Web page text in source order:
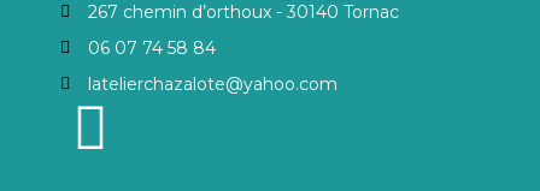
267 chemin d’orthoux - 30140 Tornac
06 07 74 58 84
latelierchazalote@yahoo.com